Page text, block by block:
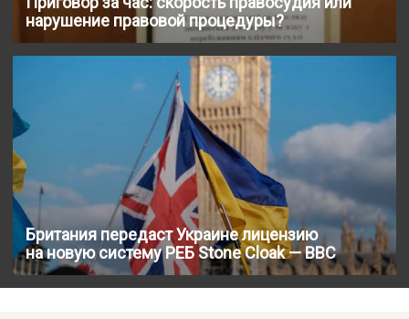
нарушение правовой процедуры?
Британия передаст Украине лицензию
на новую систему РЕБ Stone Cloak — BBC